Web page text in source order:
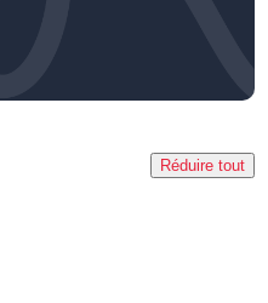
Réduire tout